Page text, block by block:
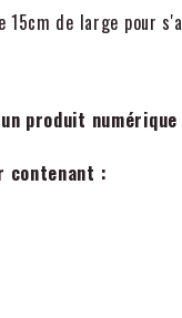
15cm de large pour
produit
contenant :